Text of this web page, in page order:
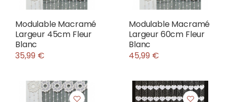
Modulable Macramé
Largeur 45cm Fleur
Blanc
35,99 €
Modulable Macramé
Largeur 60cm Fleur
Blanc
45,99 €